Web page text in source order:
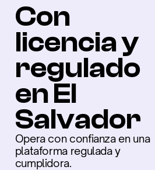
Con
licencia y
regulado
en El
Salvador
Opera con confianza en una
plataforma regulada y
cumplidora.